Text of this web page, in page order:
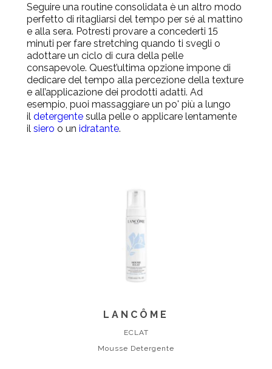
Seguire una routine consolidata è un altro modo
perfetto di ritagliarsi del tempo per sé al mattino
e alla sera. Potresti provare a concederti 15
minuti per fare stretching quando ti svegli o
adottare un ciclo di cura della pelle
consapevole. Quest’ultima opzione impone di
dedicare del tempo alla percezione della texture
e all’applicazione dei prodotti adatti. Ad
esempio, puoi massaggiare un po' più a lungo
il detergente sulla pelle o applicare lentamente
il siero o un idratante.
LANCÔME
ECLAT
Mousse Detergente